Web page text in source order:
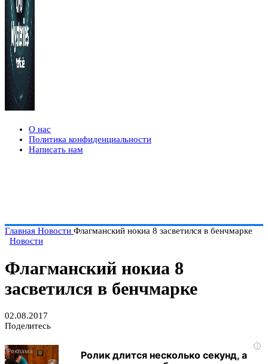
О нас
Политика конфиденциальности
Написать нам
Главная Новости Флагманский нокиа 8 засветился в бенчмарке
Новости
Флагманский нокиа 8
засветился в бенчмарке
02.08.2017
Поделитесь
i
Ролик длится несколько секунд, а